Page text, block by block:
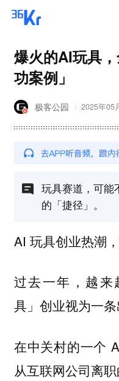
爆火的AI玩具
功案例」
极客公园 2025年05
玩具赛道，可能
的「捷径」。
AI 玩具创业热潮
过去一年，越
具」创业视为一条
在中关村的一个
从互联网公司离